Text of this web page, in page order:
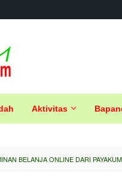
Aktivitas
BELANJA ONLINE DARI